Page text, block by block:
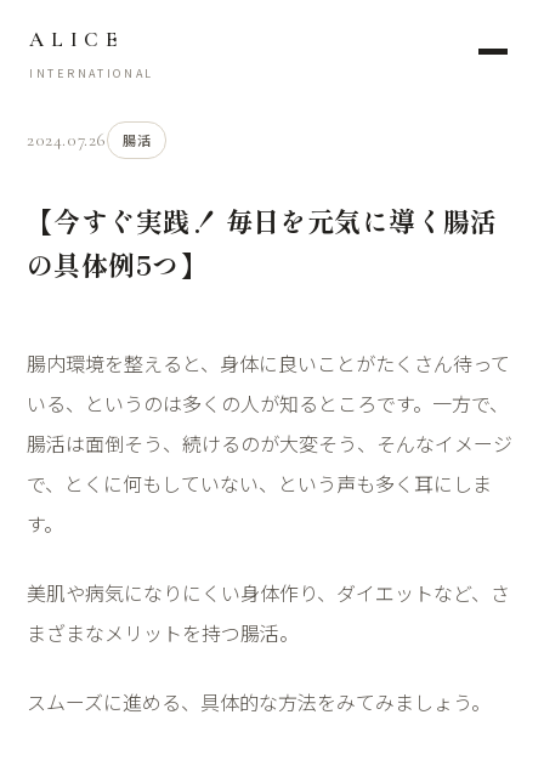
ALICE
INTERNATIONAL
2024.07.26 腸活
【今すぐ実践！ 毎日を元気に導く腸活
の具体例5つ】
腸内環境を整えると、身体に良いことがたくさん待って
いる、というのは多くの人が知るところです。一方で、
腸活は面倒そう、続けるのが大変そう、そんなイメージ
で、とくに何もしていない、という声も多く耳にしま
す。
美肌や病気になりにくい身体作り、ダイエットなど、さ
まざまなメリットを持つ腸活。
スムーズに進める、具体的な方法をみてみましょう。